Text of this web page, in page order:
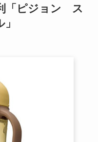
「ピジョン ス